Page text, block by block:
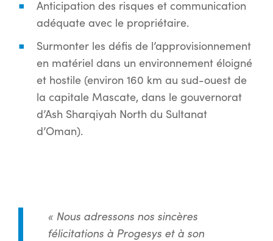
Anticipation des risques et communication
adéquate avec le propriétaire.
Surmonter les défis de l’approvisionnement
en matériel dans un environnement éloigné
et hostile (environ 160 km au sud-ouest de
la capitale Mascate, dans le gouvernorat
d’Ash Sharqiyah North du Sultanat
d’Oman).
« Nous adressons nos sincères
félicitations à Progesys et à son